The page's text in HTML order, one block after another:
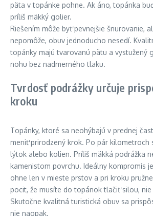
päta v topánke pohne. Ak áno, topánka
príliš mäkký golier.
Riešením môže byť pevnejšie šnurovanie,
nepomôže, obuv jednoducho nesedí.
topánky majú tvarovanú pätu a vystužený
nohu bez nadmerného tlaku.
Tvrdosť podrážky určuje
kroku
Topánky, ktoré sa neohýbajú v prednej
meniť prirodzený krok. Po pár kilometroch
lýtok alebo kolien. Príliš mäkká podrážka
kamenistom povrchu. Ideálny kompromis
ohne len v mieste prstov a pri kroku
pocit, že musíte do topánok tlačiť silou, nie
Skutočne kvalitná turistická obuv sa
nie naopak.